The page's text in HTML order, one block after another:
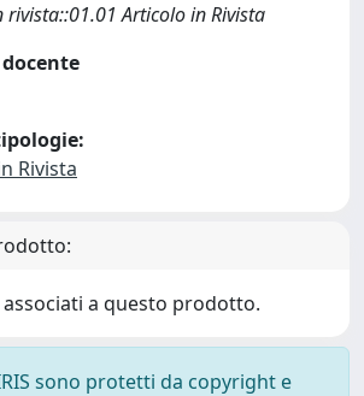
Articolo in Rivista
Rivista
a questo prodotto.
sono protetti da copyright e